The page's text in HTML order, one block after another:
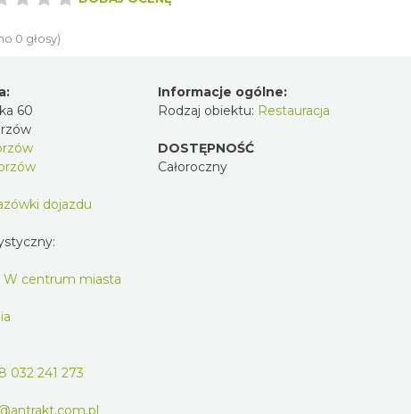
0 głosy)
60
dojazdu
W centrum miasta
032 241 273
Informacje ogólne:
Rodzaj obiektu: Restauracja
DOSTĘPNOŚĆ
Całoroczny